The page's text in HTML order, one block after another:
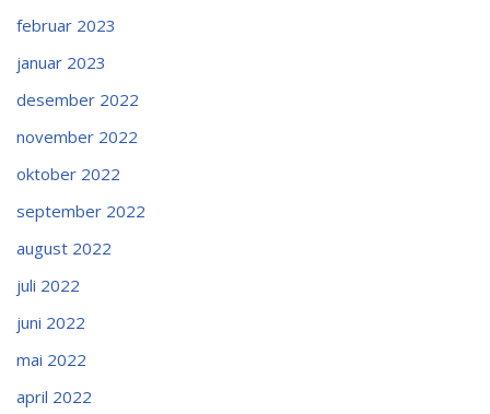
februar 2023
januar 2023
desember 2022
november 2022
oktober 2022
september 2022
august 2022
juli 2022
juni 2022
mai 2022
april 2022